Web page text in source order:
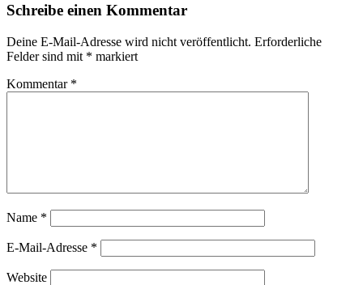
Schreibe einen Kommentar
Deine E-Mail-Adresse wird nicht veröffentlicht. Erforderliche
Felder sind mit * markiert
Kommentar *
Name *
E-Mail-Adresse *
Website